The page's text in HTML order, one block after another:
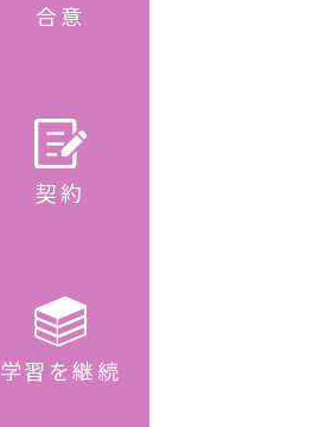
合意
契約
学習を継続